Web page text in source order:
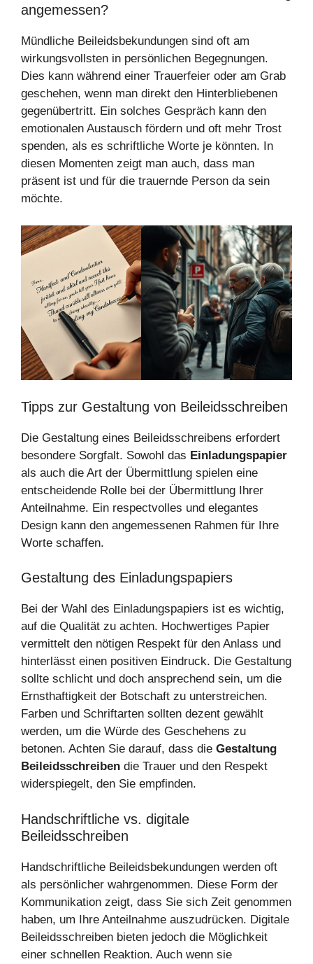
angemessen?
Mündliche Beileidsbekundungen sind oft am
wirkungsvollsten in persönlichen Begegnungen.
Dies kann während einer Trauerfeier oder am Grab
geschehen, wenn man direkt den Hinterbliebenen
gegenübertritt. Ein solches Gespräch kann den
emotionalen Austausch fördern und oft mehr Trost
spenden, als es schriftliche Worte je könnten. In
diesen Momenten zeigt man auch, dass man
präsent ist und für die trauernde Person da sein
möchte.
Tipps zur Gestaltung von Beileidsschreiben
Die Gestaltung eines Beileidsschreibens erfordert
besondere Sorgfalt. Sowohl das Einladungspapier
als auch die Art der Übermittlung spielen eine
entscheidende Rolle bei der Übermittlung Ihrer
Anteilnahme. Ein respectvolles und elegantes
Design kann den angemessenen Rahmen für Ihre
Worte schaffen.
Gestaltung des Einladungspapiers
Bei der Wahl des Einladungspapiers ist es wichtig,
auf die Qualität zu achten. Hochwertiges Papier
vermittelt den nötigen Respekt für den Anlass und
hinterlässt einen positiven Eindruck. Die Gestaltung
sollte schlicht und doch ansprechend sein, um die
Ernsthaftigkeit der Botschaft zu unterstreichen.
Farben und Schriftarten sollten dezent gewählt
werden, um die Würde des Geschehens zu
betonen. Achten Sie darauf, dass die Gestaltung
Beileidsschreiben die Trauer und den Respekt
widerspiegelt, den Sie empfinden.
Handschriftliche vs. digitale
Beileidsschreiben
Handschriftliche Beileidsbekundungen werden oft
als persönlicher wahrgenommen. Diese Form der
Kommunikation zeigt, dass Sie sich Zeit genommen
haben, um Ihre Anteilnahme auszudrücken. Digitale
Beileidsschreiben bieten jedoch die Möglichkeit
einer schnellen Reaktion. Auch wenn sie